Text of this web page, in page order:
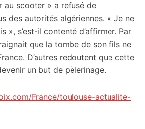
au scooter » a refusé de
des autorités algériennes. « Je ne
», s’est-il contenté d’affirmer. Par
que la tombe de son fils ne
D’autres redoutent que cette
un but de pèlerinage.
France/toulouse-actualite-